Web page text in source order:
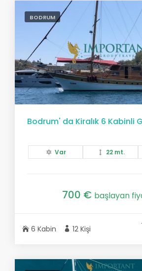
BODRUM
Bodrum' da Kiralık 6 Kabinli
Var 22 mt.
700 € başlayan
6 Kabin 12 Kişi